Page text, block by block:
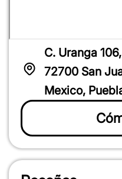
C. Uranga
72700 San
Mexico,